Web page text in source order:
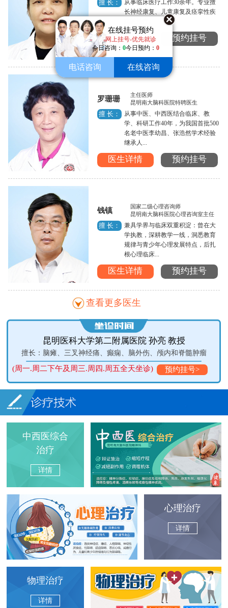
在线挂号预约
网上挂号-优先就诊
今日咨询： 0今日预约： 0
电话咨询 在线咨询
擅 长：
从事临床医疗工作30余年。专业擅
长神经康复、儿童康复及痉挛性疾
医生详情 预约挂号
罗珊珊
主任医师
昆明南大脑科医院特聘医生
擅 长：
从事中医、中西医结合临床、教
学、科研工作40年，为我国首批500
名老中医李幼昌、张浩然学术经验
继承人...
医生详情 预约挂号
钱镇
国家二级心理咨询师
昆明南大脑科医院心理咨询室主任
擅 长：
兼具学界与临床双重积淀：曾在大
学执教，深耕教学一线，洞悉教育
规律与青少年心理发展特点，后扎
根心理临床...
医生详情 预约挂号
查看更多医生
第二附属医院 孙亮 教授
、癫痫、脑外伤、颅内和脊髓肿瘤
四.周五全天坐诊) 预约挂号>
昆明医科大学第一
擅长：癫
(每周二、五下午坐
中西医综合
治疗
详情
心理治疗
详情
物理治疗
详情